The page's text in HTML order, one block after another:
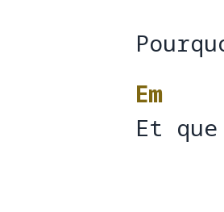
Em
Et
Et